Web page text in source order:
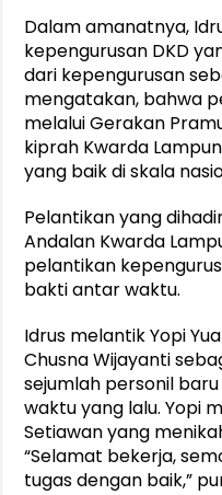
Dalam amanatnya,
kepengurusan DKD
dari kepengurusan
mengatakan, bahwa
melalui Gerakan
kiprah Kwarda
yang baik di skala
Pelantikan yang
Andalan Kwarda
pelantikan
bakti antar waktu.
Idrus melantik Yopi
Chusna Wijayanti
sejumlah personil
waktu yang lalu. Yopi
Setiawan yang
“Selamat bekerja,
tugas dengan baik,”